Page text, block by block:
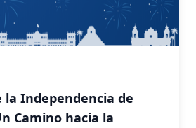
la Independencia de
Camino hacia la